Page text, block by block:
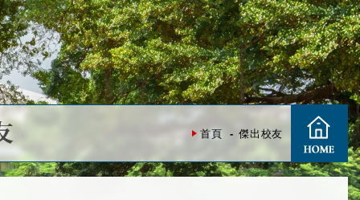
首頁 傑出校友